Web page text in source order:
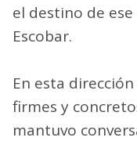
el destino de
Escobar.
En esta
firmes y
mantuvo